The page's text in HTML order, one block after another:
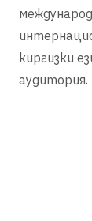
киргизки
аудитория.